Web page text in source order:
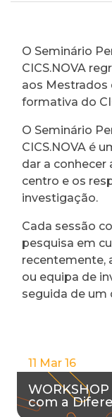
O Seminário
CICS.NOVA
aos
formativa do
O Seminário
CICS.NOVA é
dar a conhecer
centro e os
investigação.
Cada sessão
pesquisa em
recentemente,
ou equipa de
seguida de um
11 Mar 16
com a